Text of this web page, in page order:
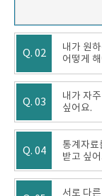
Q. 02
내가 원
어떻게
Q. 03
내가 자
싶어요.
Q. 04
통계자료
받고 싶
서로 다